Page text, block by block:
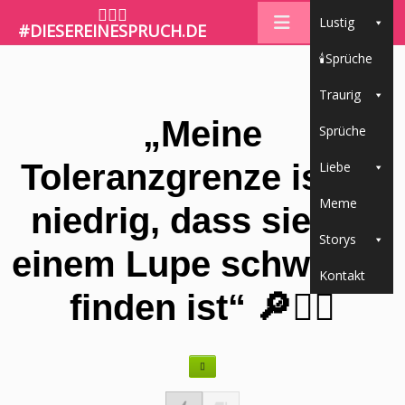
🤷🏼‍♀️
#DIESEREINESPRUCH.DE Lustig
🕯Sprüche
Traurig
Sprüche
Liebe
Meme
Storys
Kontakt
„Meine
Toleranzgrenze ist so
niedrig, dass sie mit
einem Lupe schwer zu
finden ist“ 🔎🙅‍♀️